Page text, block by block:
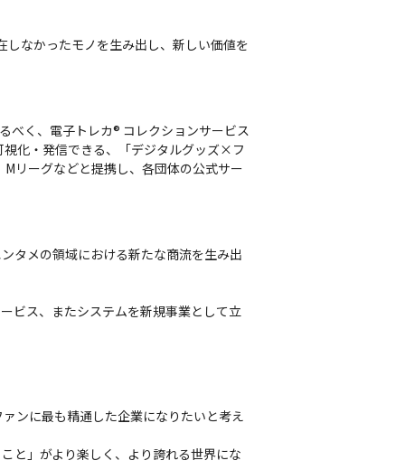
しなかったモノを生み出し、新しい価値を
べく、電子トレカ®︎ コレクションサービス
化・発信できる、「デジタルグッズ×フ
リーグなどと提携し、各団体の公式サー
タメの領域における新たな商流を生み出
ビス、またシステムを新規事業として立
ンに最も精通した企業になりたいと考え
と」がより楽しく、より誇れる世界にな